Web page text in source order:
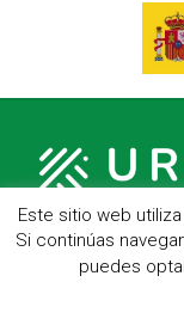
Este sitio web
Si continúas
puedes